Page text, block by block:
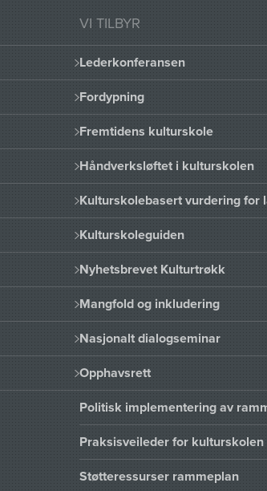
VI TILBYR
Lederkonferansen
Fordypning
Fremtidens kulturskole
Håndverksløftet i kulturskolen
Kulturskolebasert vurdering
Kulturskoleguiden
Nyhetsbrevet Kulturtrøkk
Mangfold og inkludering
Nasjonalt dialogseminar
Opphavsrett
Politisk implementering av
Praksisveileder for kulturskolen
Støtteressurser rammeplan